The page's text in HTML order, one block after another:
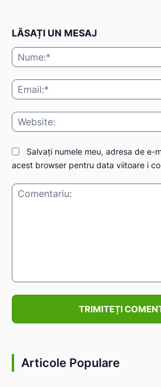
LĂSAȚI UN MESAJ
Salvați numele meu, adresa de e-
acest browser pentru data viitoare i
Articole Populare